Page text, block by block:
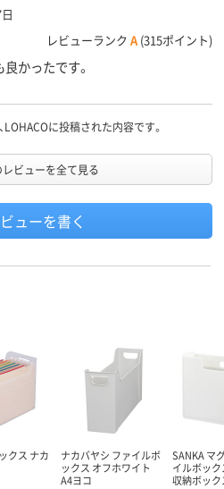
レビューランク A (315ポイント)
かったです。
に投稿された内容です。
レビューを全て見る
ューを書く
クス ナカ
ナカバヤシ ファイルボ
ックス オフホワイト
A4ヨコ
SANKA マ
イルボッ
収納ボッ